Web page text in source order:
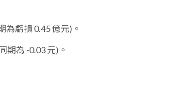
為虧損 0.45 億元)。
期為 -0.03 元)。